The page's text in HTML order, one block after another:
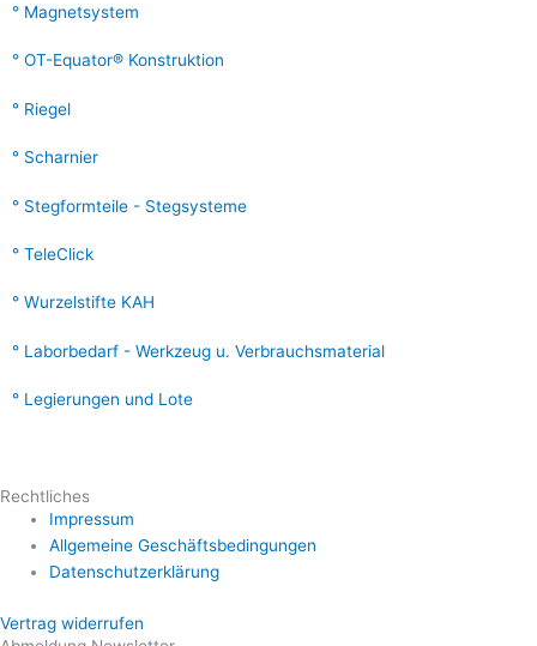
Magnetsystem
OT-Equator® Konstruktion
Riegel
Scharnier
Stegformteile - Stegsysteme
TeleClick
Wurzelstifte KAH
Laborbedarf - Werkzeug u. Verbrauchsmaterial
Legierungen und Lote
Rechtliches
Impressum
Allgemeine Geschäftsbedingungen
Datenschutzerklärung
Vertrag widerrufen